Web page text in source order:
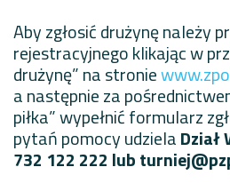
Aby zgłosić drużynę należy
rejestracyjnego klikając w
drużynę” na stronie
a następnie za
piłka” wypełnić formularz
pytań pomocy udzielaDział
732 122 222 lub